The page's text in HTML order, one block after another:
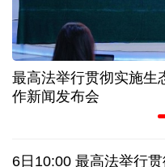
从纪念馆到采油一线
神
创新涌动，坚韧向前
日本执政当局应停止在
最高法举行贯彻实施生
作新闻发布会
6日10:00 最高法举行